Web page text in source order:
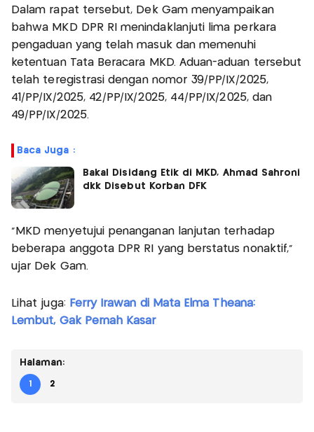
Dalam rapat tersebut, Dek Gam menyampaikan
bahwa MKD DPR RI menindaklanjuti lima perkara
pengaduan yang telah masuk dan memenuhi
ketentuan Tata Beracara MKD. Aduan-aduan tersebut
telah teregistrasi dengan nomor 39/PP/IX/2025,
41/PP/IX/2025, 42/PP/IX/2025, 44/PP/IX/2025, dan
49/PP/IX/2025.
Baca Juga :
Bakal Disidang Etik di MKD, Ahmad Sahroni
dkk Disebut Korban DFK
“MKD menyetujui penanganan lanjutan terhadap
beberapa anggota DPR RI yang berstatus nonaktif,”
ujar Dek Gam.
Lihat juga: Ferry Irawan di Mata Elma Theana:
Lembut, Gak Pernah Kasar
Halaman:
1 2